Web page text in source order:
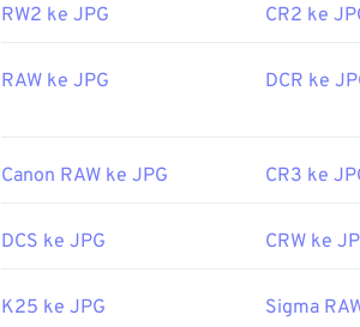
RW2 ke JPG CR2 ke
RAW ke JPG DCR ke
Canon RAW ke JPG CR3 ke
DCS ke JPG CRW ke
K25 ke JPG Sigma